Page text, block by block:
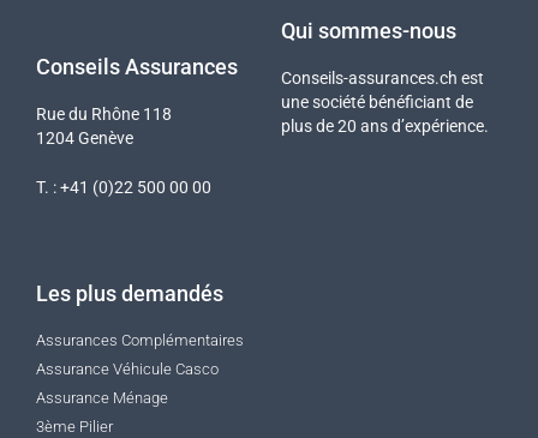
Conseils Assurances
Rue du Rhône 118
1204 Genève
T. : +41 (0)22 500 00 00
Qui sommes-nous
Conseils-assurances.ch est
une société bénéficiant de
plus de 20 ans d’expérience.
Les plus demandés
Assurances Complémentaires
Assurance Véhicule Casco
Assurance Ménage
3ème Pilier